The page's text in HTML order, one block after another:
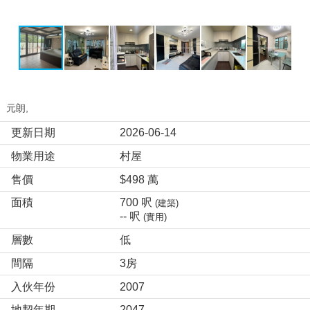
元朗,
更新日期
2026-06-14
物業用途
村屋
售價
$498 萬
面積
700 呎 (建築)
-- 呎 (實用)
層數
低
間隔
3房
入伙年份
2007